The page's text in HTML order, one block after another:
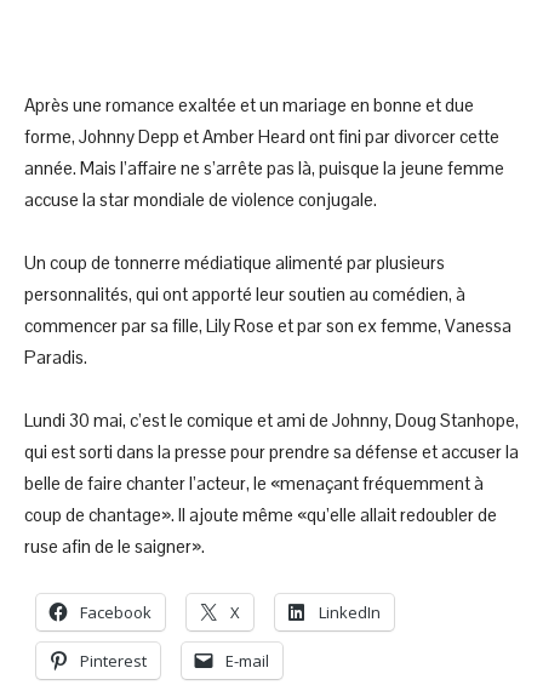
Après une romance exaltée et un mariage en bonne et due
forme, Johnny Depp et Amber Heard ont fini par divorcer cette
année. Mais l’affaire ne s’arrête pas là, puisque la jeune femme
accuse la star mondiale de violence conjugale.
Un coup de tonnerre médiatique alimenté par plusieurs
personnalités, qui ont apporté leur soutien au comédien, à
commencer par sa fille, Lily Rose et par son ex femme, Vanessa
Paradis.
Lundi 30 mai, c’est le comique et ami de Johnny, Doug Stanhope,
qui est sorti dans la presse pour prendre sa défense et accuser la
belle de faire chanter l’acteur, le «menaçant fréquemment à
coup de chantage». Il ajoute même «qu’elle allait redoubler de
ruse afin de le saigner».
Facebook X LinkedIn
Pinterest E-mail